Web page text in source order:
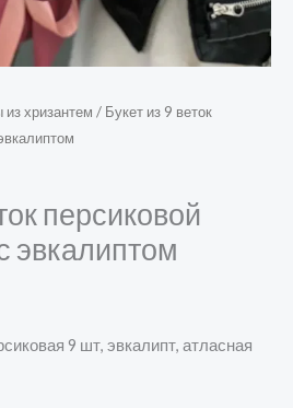
из хризантем / Букет из 9 веток
персиковой
эвкалиптом
9 шт, эвкалипт, атласная